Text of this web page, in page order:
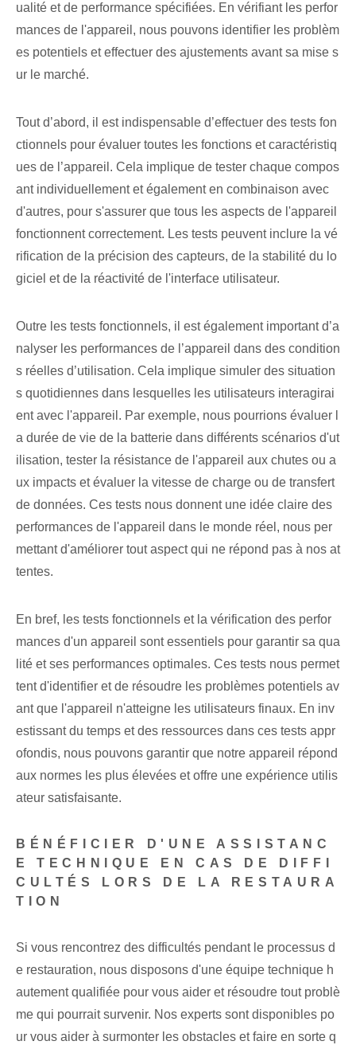
ualité et de performance spécifiées. En vérifiant les perfor
mances de l'appareil, nous pouvons identifier les problèm
es potentiels et effectuer des ajustements avant sa mise s
ur le marché.
Tout d’abord, il est indispensable d’effectuer des tests fon
ctionnels pour évaluer toutes les fonctions et caractéristiq
ues de l’appareil. Cela implique de tester chaque ⁣compos
ant individuellement⁢ et également‍ en combinaison avec ⁢
d'autres, ⁤pour s'assurer que tous les aspects de l'appareil
fonctionnent correctement. Les tests peuvent inclure la vé
rification de la précision des capteurs, de la stabilité du lo
giciel et de la réactivité de l'interface utilisateur.
Outre les tests fonctionnels, il est également important d’a
nalyser les performances de l’appareil dans des condition
s réelles d’utilisation. Cela ⁢implique ⁢simuler des situation
s quotidiennes⁣ dans lesquelles ⁤les utilisateurs ⁣interagirai
ent‍ avec l'appareil. Par exemple, nous pourrions évaluer l
a durée de vie de la batterie dans différents scénarios d'ut
ilisation, tester la résistance de l'appareil aux chutes ou a
ux impacts et évaluer la vitesse de charge ou de transfert
de données. Ces⁤ tests nous donnent une idée claire des
performances de l'appareil dans le monde réel, nous per
mettant d'améliorer tout aspect qui ne répond pas à nos ⁢at
tentes.
En bref, les tests fonctionnels et la vérification des perfor
mances d'un appareil sont essentiels pour garantir sa qua
lité et ses performances optimales. Ces tests nous permet
tent d'identifier et de résoudre les problèmes potentiels av
ant que l'appareil n'atteigne les utilisateurs finaux. En inv
estissant du temps et des ressources dans ces tests appr
ofondis, nous pouvons garantir que notre appareil répond
aux normes les plus élevées et offre une expérience utilis
ateur satisfaisante.
BÉNÉFICIER D'UNE ASSISTANC
E TECHNIQUE EN CAS DE DIFFI
CULTÉS LORS DE LA RESTAURA
TION
Si vous rencontrez des difficultés pendant le processus d
e restauration, nous disposons d'une équipe technique h
autement qualifiée pour vous aider et résoudre tout problè
me qui pourrait survenir. ⁤Nos experts ‍sont disponibles‌ po
ur vous aider à surmonter les obstacles et⁣ faire en sorte q